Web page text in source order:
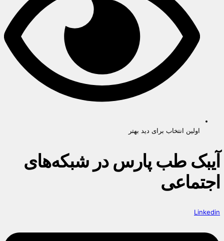
اولین انتخاب برای دید بهتر
آیبک طب پارس در شبکه‌های
اجتماعی
Linkedin